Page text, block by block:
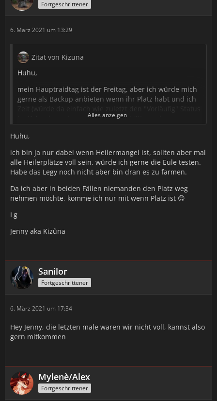
Fortgeschrittener
6. März 2021 um 13:29
Zitat von Kizuna
Huhu,
mein Hauptraidtag ist der Freitag, aber ich würde mich
gerne als Backup anbieten wenn ihr Platz habt und ich
im Kalender nutzen wenn ich Zeit hätte und wenn am
Lernraid. Da würde ich gerne ab und zu mit euch mit
laufen.
LG
Alles anzeigen
Huhu,
ich bin ja nur dabei wenn Heilermangel ist, sollten aber mal
alle Heilerplätze voll sein, würde ich gerne die Eule testen.
Habe das Legy noch nicht aber bin dran es zu farmen.
Da ich aber in beiden Fällen niemanden den Platz weg
nehmen möchte, komme ich nur mit wenn Platz ist 😊
Lg
Jenny aka Kizûna
Sanilor
Fortgeschrittener
6. März 2021 um 17:34
Hey Jenny, die letzten male waren wir nicht voll, kannst also
gern mitkommen
Mylenè/Alex
Fortgeschrittener